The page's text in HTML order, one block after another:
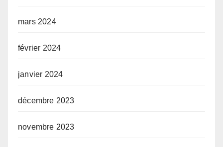
mars 2024
février 2024
janvier 2024
décembre 2023
novembre 2023